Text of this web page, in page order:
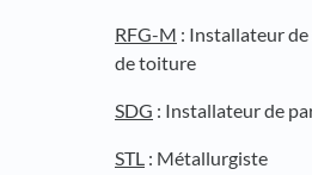
RFG-M : Installateur
de toiture
SDG : Installateur de
STL : Métallurgiste